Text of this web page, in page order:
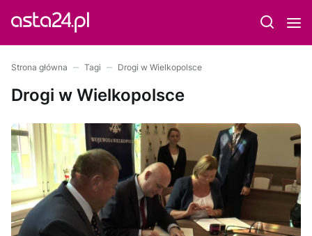
Strona główna Tagi Drogi w Wielkopolsce
Drogi w Wielkopolsce